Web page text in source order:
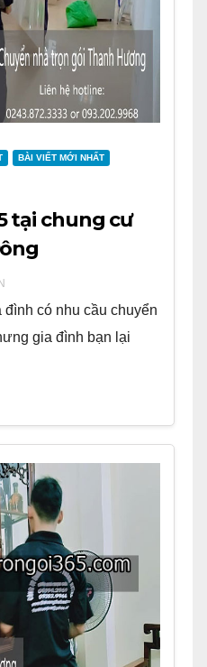
BÀI VIẾT MỚI NHẤT
tại chung cư
có nhu cầu chuyển
gia đình bạn lại